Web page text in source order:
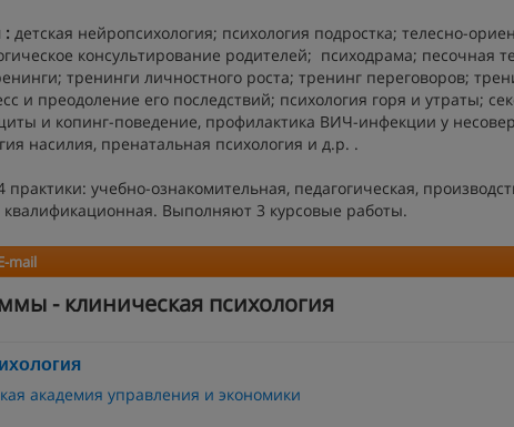
: детская нейропсихология; психология подростка; телесно-
консультирование родителей; психодрама; песочная
тренинги личностного роста; тренинг переговоров;
и преодоление его последствий; психология горя и утраты;
и копинг-поведение, профилактика ВИЧ-инфекции у
насилия, пренатальная психология и д.р. .
практики: учебно-ознакомительная, педагогическая,
квалификационная. Выполняют 3 курсовые работы.
mail
- клиническая психология
академия управления и экономики